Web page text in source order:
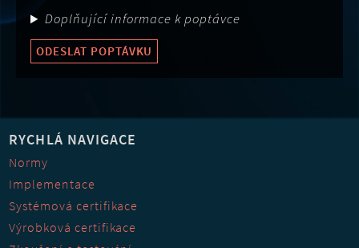
Doplňující informace k poptávce
ODESLAT POPTÁVKU
RYCHLÁ NAVIGACE
Normy
Implementace
Systémová certifikace
Výrobková certifikace